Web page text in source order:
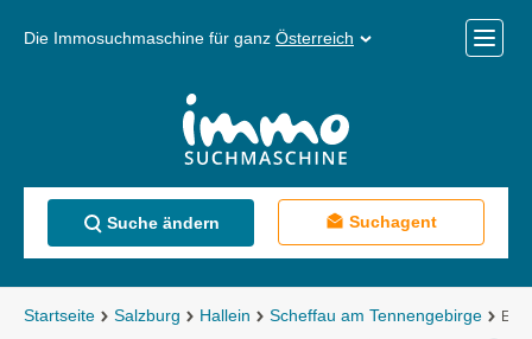
Die Immosuchmaschine für ganz Österreich
Menü
Suche ändern Suchagent
Startseite Salzburg Hallein Scheffau am Tennengebirge